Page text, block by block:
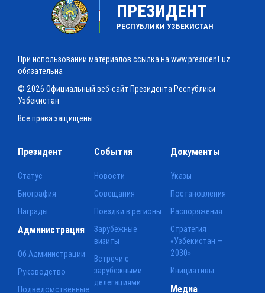
ПРЕЗИДЕНТ
РЕСПУБЛИКИ УЗБЕКИСТАН
При использовании материалов ссылка на www.president.uz
обязательна
© 2026 Официальный веб-сайт Президента Республики
Узбекистан
Все права защищены
Президент
Статус
Биография
Награды
События
Новости
Совещания
Поездки в регионы
Зарубежные
визиты
Встречи с
зарубежными
делегациями
Документы
Указы
Постановления
Распоряжения
Стратегия
«Узбекистан —
2030»
Инициативы
Администрация
Об Администрации
Руководство
Подведомственные
Медиа